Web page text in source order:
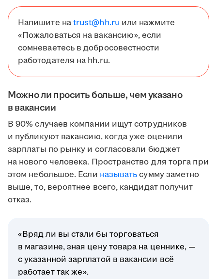
Напишите наtrust@hh.ru или нажмите
«Пожаловаться на вакансию», если
сомневаетесь в добросовестности
работодателя на hh.ru.
Можно ли просить больше, чем указано
в вакансии
В 90% случаев компании ищут сотрудников
и публикуют вакансию, когда уже оценили
зарплаты по рынку и согласовали бюджет
на нового человека. Пространство для торга при
этом небольшое. Если называтьсумму заметно
выше, то, вероятнее всего, кандидат получит
отказ.
«Вряд ли вы стали бы торговаться
в магазине, зная цену товара на ценнике, —
с указанной зарплатой в вакансии всё
работает так же».